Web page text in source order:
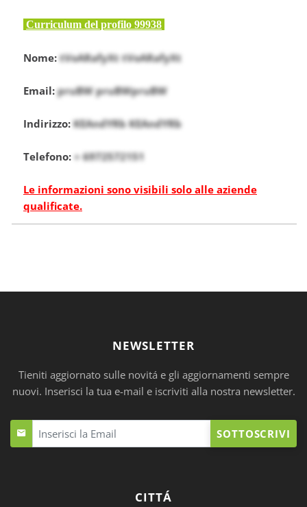
Curriculum del profilo 99938
Nome:tVoARafyXt tVoARafyXt
Email:pruBW pruBWpruBW
Indirizzo:KEAndYRb KEAndYRb
Telefono: + 6972572151
Le informazioni sono visibili solo alle aziende
qualificate.
NEWSLETTER
Tieniti aggiornato sulle novitá e gli aggiornamenti sempre
nuovi. Inserisci la tua e-mail e iscriviti alla nostra newsletter.
SOTTOSCRIVI
CITTÁ